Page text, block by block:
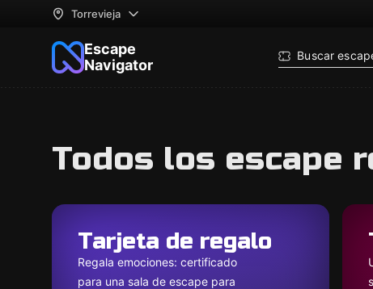
Torrevieja
Escape
Navigator
Buscar
Todos los escape
Tarjeta de regalo
Regala emociones: certificado
para una sala de escape para